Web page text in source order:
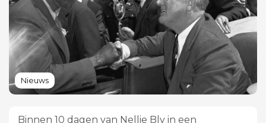
Nieuws
Binnen 10 dagen van Nellie Bly in een